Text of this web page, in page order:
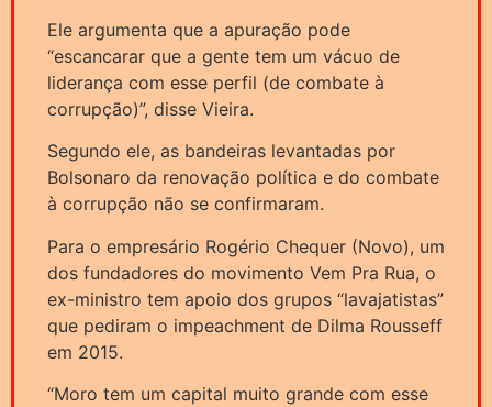
Ele argumenta que a apuração pode
“escancarar que a gente tem um vácuo de
liderança com esse perfil (de combate à
corrupção)”, disse Vieira.
Segundo ele, as bandeiras levantadas por
Bolsonaro da renovação política e do combate
à corrupção não se confirmaram.
Para o empresário Rogério Chequer (Novo), um
dos fundadores do movimento Vem Pra Rua, o
ex-ministro tem apoio dos grupos “lavajatistas”
que pediram o impeachment de Dilma Rousseff
em 2015.
“Moro tem um capital muito grande com esse